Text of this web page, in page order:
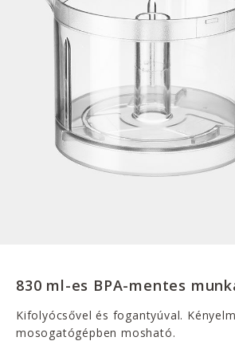
830 ml-es BPA-mentes
Kifolyócsővel és fogantyúval.
mosogatógépben mosható.